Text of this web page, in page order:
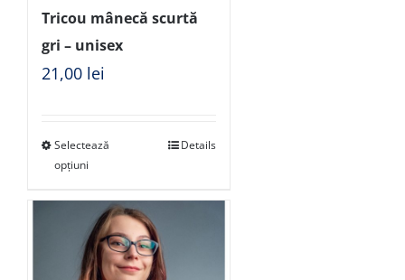
Tricou mânecă scurtă
gri – unisex
21,00 lei
Selectează
opțiuni
Details